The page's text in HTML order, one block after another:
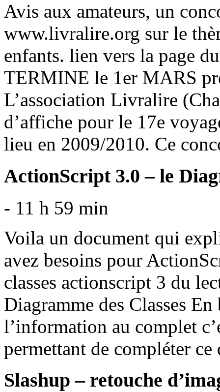
Avis aux amateurs, un
www.livralire.org sur le
enfants. lien vers la page
TERMINE le 1er MARS
L’association Livralire
d’affiche pour le 17e
lieu en 2009/2010. Ce
ActionScript 3.0 – le
- 11 h 59 min
Voila un document qui
avez besoins pour
classes actionscript 3 du
Diagramme des Classes
l’information au complet
permettant de compléter
Slashup – retouche